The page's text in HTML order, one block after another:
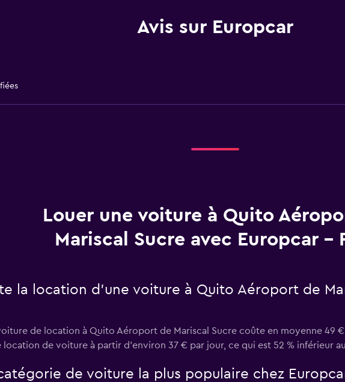
Avis sur Europcar
Louer une voiture à Quito
Mariscal Sucre avec Europcar -
la location d’une voiture à Quito Aéroport de
de location à Quito Aéroport de Mariscal Sucre coûte en moyenne 49
de voiture à partir d’environ 37 € par jour, ce qui est 52 % inférieur
de voiture la plus populaire chez